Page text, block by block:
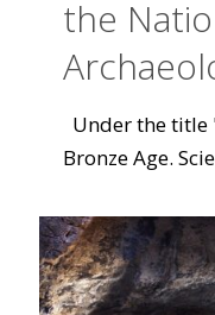
the
Under the title
Bronze Age.